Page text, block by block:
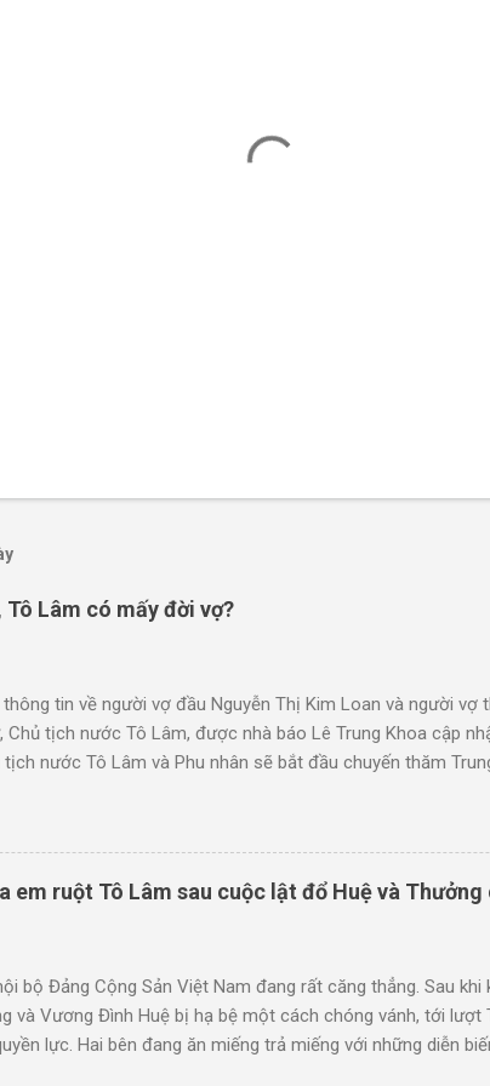
Tô Lâm có mấy đời vợ?
tin về người vợ đầu Nguyễn Thị Kim Loan và người vợ
Chủ tịch nước Tô Lâm, được nhà báo Lê Trung Khoa cập
nước Tô Lâm và Phu nhân sẽ bắt đầu chuyến thăm
Đây là người vợ thứ hai của Tô Lâm. Người vợ đầu của Tô
tuổi. Bà Ngô Thị Phương Ly (quê quán Thanh Trì - Hà Nội)
thuật của Đài Truyền hình Việt Nam. Bà từng là một trong
VTV3. Bà có 2 con với Chủ tịch nước, Tổng bí thư Tô Lâm,
của Tô Lâm là ai? T...
em ruột Tô Lâm sau cuộc lật đổ Huệ và Thưởng
bộ Đảng Cộng Sản Việt Nam đang rất căng thẳng. Sau khi
và Vương Đình Huệ bị hạ bệ một cách chóng vánh, tới lượt
lực. Hai bên đang ăn miếng trả miếng với những diễn